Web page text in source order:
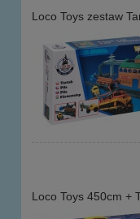
Loco Toys zestaw
Loco Toys 450cm +